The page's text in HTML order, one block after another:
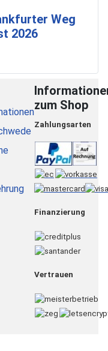
Weg
2026
zum Shop
Zahlungsarten
Finanzierung
Vertrauen